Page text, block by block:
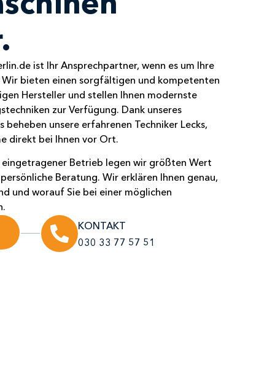
ist Ihr Ansprechpartner, wenn es um Ihre
bieten einen sorgfältigen und kompetenten
Hersteller und stellen Ihnen modernste
zur Verfügung. Dank unseres
unsere erfahrenen Techniker Lecks,
direkt bei Ihnen vor Ort.
eingetragener Betrieb legen wir größten Wert
Beratung. Wir erklären Ihnen genau,
und worauf Sie bei einer möglichen
KONTAKT
030 33 77 57 51